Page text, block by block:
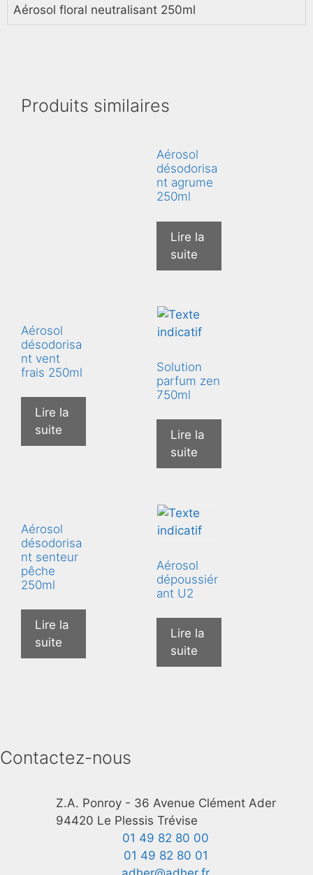
Aérosol floral neutralisant 250ml
Produits similaires
Aérosol
désodorisa
nt agrume
250ml
Lire la
suite
Aérosol
désodorisa
nt vent
frais 250ml
Lire la
suite
Solution
parfum zen
750ml
Lire la
suite
Aérosol
désodorisa
nt senteur
pêche
250ml
Lire la
suite
Aérosol
dépoussiér
ant U2
Lire la
suite
Contactez-nous
Z.A. Ponroy - 36 Avenue Clément Ader
94420 Le Plessis Trévise
01 49 82 80 00
01 49 82 80 01